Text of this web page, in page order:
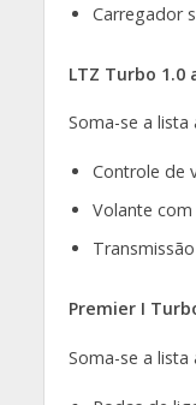
Carregador
LTZ Turbo 1.0
Soma-se a lista
Controle de
Volante
Premier I
Soma-se a lista